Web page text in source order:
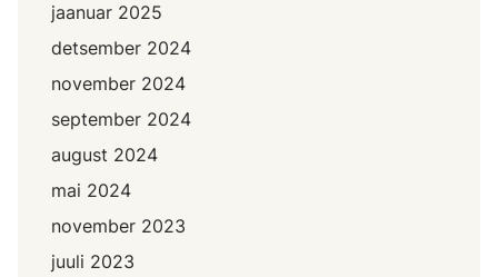
jaanuar 2025
detsember 2024
november 2024
september 2024
august 2024
mai 2024
november 2023
juuli 2023